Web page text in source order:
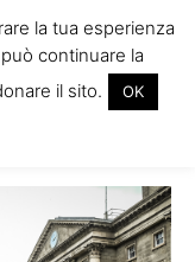
la tua esperienza
continuare la
il sito.
OK